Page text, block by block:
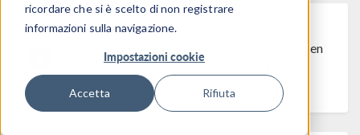
ricordare che si è scelto di non registrare
informazioni sulla navigazione.
Impostazioni cookie
Accetta Rifiuta
Discussion Closed
created more than 6 months ago and has been
closed. To start a new discussion with a link
back to this one,
click here